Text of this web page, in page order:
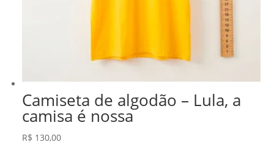
Camiseta de algodão – Lula, a
camisa é nossa
R$ 130,00